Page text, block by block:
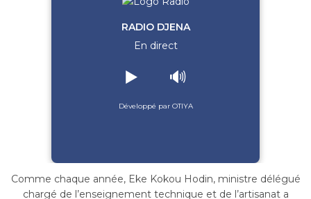
RADIO DJENA
En direct
▶️ 🔊
Développé par OTIYA
Comme chaque année, Eke Kokou Hodin, ministre délégué
chargé de l’enseignement technique et de l’artisanat a